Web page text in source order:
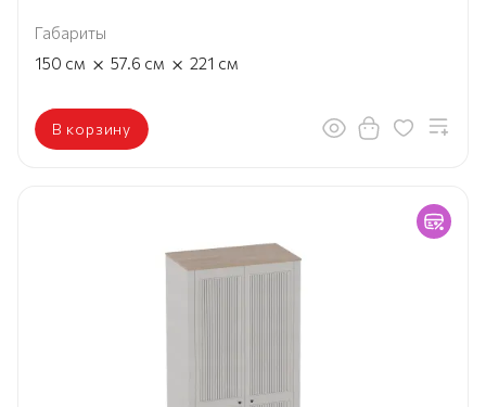
Габариты
150 см × 57.6 см × 221 см
В корзину